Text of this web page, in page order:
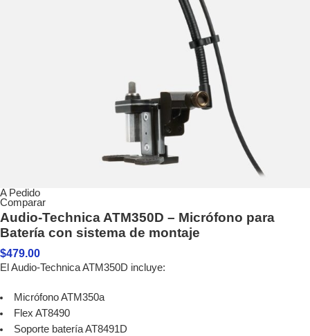
A Pedido
Comparar
Audio-Technica ATM350D – Micrófono para
Batería con sistema de montaje
$479.00
El Audio-Technica ATM350D incluye:
Micrófono ATM350a
Flex AT8490
Soporte batería AT8491D